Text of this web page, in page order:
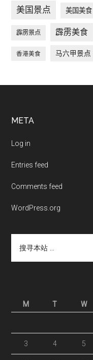
美国景点 美国美食
霹雳景点 霹雳美食
香港美食 马六甲景点
Footer
META
Log in
Entries feed
Comments feed
WordPress.org
本
M
T W
3 4 5